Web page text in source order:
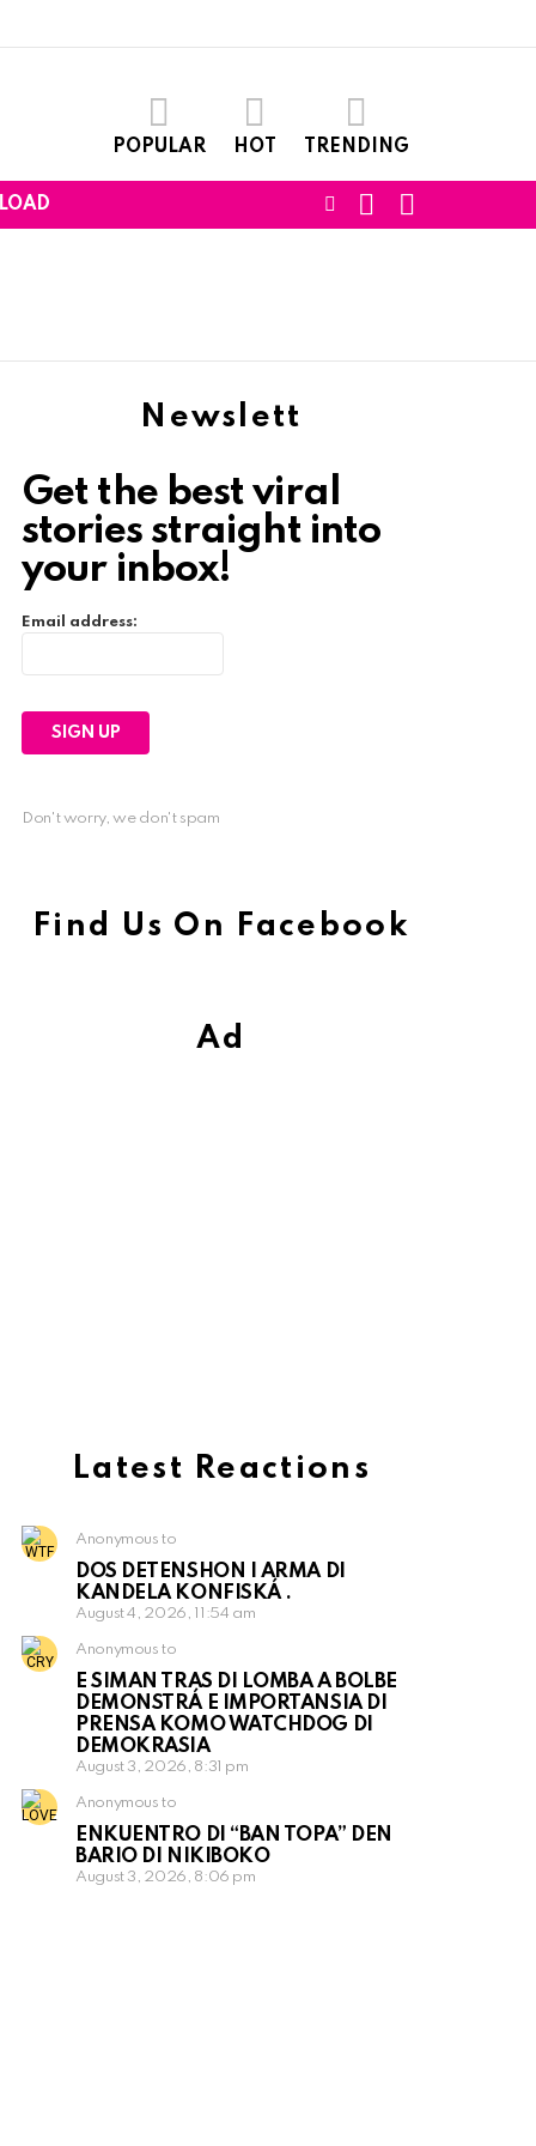
POPULAR HOT TRENDING
FOLLOWSEARCH
Newslett
Get the best viral
stories straight into
your inbox!
Email address:
Don't worry, we don't spam
Find Us On Facebook
Ad
Latest Reactions
Anonymous to
DOS DETENSHON I ARMA DI
KANDELA KONFISKÁ .
August 4, 2026, 11:54 am
Anonymous to
E SIMAN TRAS DI LOMBA A BOLBE
DEMONSTRÁ E IMPORTANSIA DI
PRENSA KOMO WATCHDOG DI
DEMOKRASIA
August 3, 2026, 8:31 pm
Anonymous to
ENKUENTRO DI “BAN TOPA” DEN
BARIO DI NIKIBOKO
August 3, 2026, 8:06 pm